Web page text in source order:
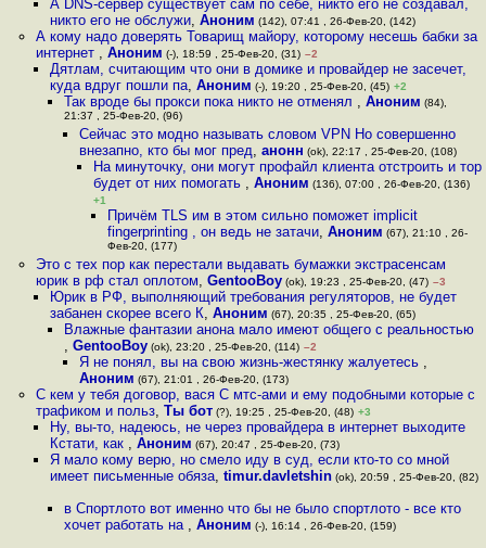
А DNS-сервер существует сам по себе, никто его не создавал,
никто его не обслужи, Аноним (142), 07:41 , 26-Фев-20, (142)
А кому надо доверять Товарищ майору, которому несешь бабки за
интернет , Аноним (-), 18:59 , 25-Фев-20, (31) –2
Дятлам, считающим что они в домике и провайдер не засечет,
куда вдруг пошли па, Аноним (-), 19:20 , 25-Фев-20, (45) +2
Так вроде бы прокси пока никто не отменял ,Аноним (84),
21:37 , 25-Фев-20, (96)
Сейчас это модно называть словом VPN Но совершенно
внезапно, кто бы мог пред, анонн (ok), 22:17 , 25-Фев-20, (108)
На минуточку, они могут профайл клиента отстроить и тор
будет от них помогать , Аноним (136), 07:00 , 26-Фев-20, (136)
+1
Причём TLS им в этом сильно поможет implicit
fingerprinting , он ведь не затачи,Аноним (67), 21:10 , 26-
Фев-20, (177)
Это с тех пор как перестали выдавать бумажки экстрасенсам
юрик в рф стал оплотом, GentooBoy(ok), 19:23 , 25-Фев-20, (47) –3
Юрик в РФ, выполняющий требования регуляторов, не будет
забанен скорее всего К, Аноним (67), 20:35 , 25-Фев-20, (65)
Влажные фантазии анона мало имеют общего с реальностью
,GentooBoy (ok), 23:20 , 25-Фев-20, (114) –2
Я не понял, вы на свою жизнь-жестянку жалуетесь ,
Аноним (67), 21:01 , 26-Фев-20, (173)
С кем у тебя договор, вася С мтс-ами и ему подобными которые с
трафиком и польз, Ты бот(?), 19:25 , 25-Фев-20, (48) +3
Ну, вы-то, надеюсь, не через провайдера в интернет выходите
Кстати, как , Аноним (67), 20:47 , 25-Фев-20, (73)
Я мало кому верю, но смело иду в суд, если кто-то со мной
имеет письменные обяза, timur.davletshin(ok), 20:59 , 25-Фев-20, (82)
в Спортлото вот именно что бы не было спортлото - все кто
хочет работать на ,Аноним (-), 16:14 , 26-Фев-20, (159)